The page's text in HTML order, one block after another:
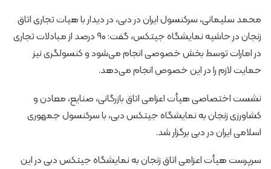
محمد سلیمانی، سرکنسول ایران در دبی، در دیدار با هیات تجاری اتاق
زنجان در حاشیه نمایشگاه جیتکس، گفت: ۹۰ درصد از مبادلات تجاری
در امارات توسط بخش خصوصی انجام می‌شود و کنسولگری نیز
حمایت لازم را در این خصوص انجام می‌دهد.
نشست اختصاصی هیأت اعزامی اتاق بازرگانی، صنایع، معادن و
کشاورزی زنجان به نمایشگاه جیتکس دبی، با سرکنسول جمهوری
اسلامی ایران در دبی برگزار شد.
سرپرست هیأت اعزامی اتاق زنجان به نمایشگاه جیتکس دبی در این